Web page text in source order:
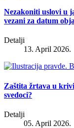
Nezakoniti uslovi u
vezani za datum
Detalji
13. April 2026.
Zaštita žrtava u
svedoci?
Detalji
05. April 2026.